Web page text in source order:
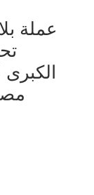
عملة